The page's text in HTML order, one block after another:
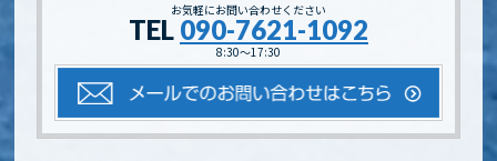
お気軽にお問い合わせください
TEL 090-7621-1092
8:30～17:30